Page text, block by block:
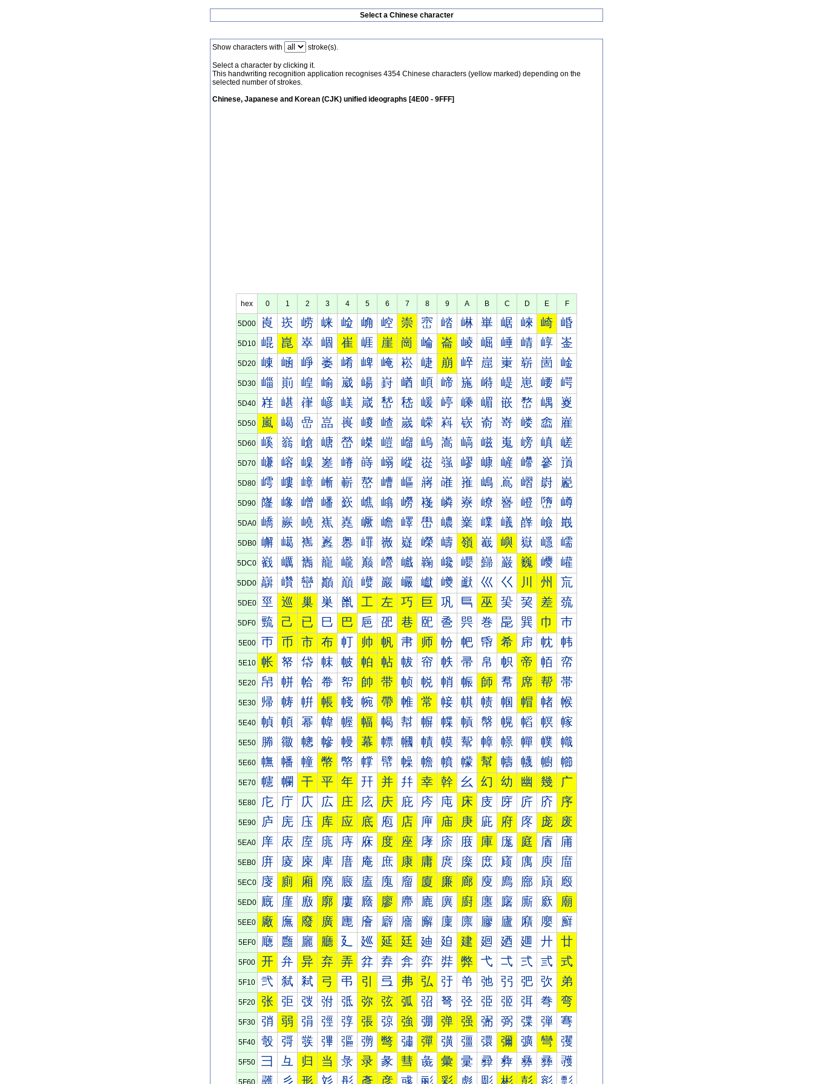
Select a Chinese character
Show characters with stroke(s).
Select a character by clicking it.
This handwriting recognition application recognises 4354 Chinese characters (yellow marked) depending on the
selected number of strokes.
Chinese, Japanese and Korean (CJK) unified ideographs [4E00 - 9FFF]
hex 0 1 2 3 4 5 6 7 8 9 A B C D E F
5D00 崀 崁 崂 崃 崄 崅 崆 崇 崈 崉 崊 崋 崌 崍 崎 崏
5D10 崐 崑 崒 崓 崔 崕 崖 崗 崘 崙 崚 崛 崜 崝 崞 崟
5D20 崠 崡 崢 崣 崤 崥 崦 崧 崨 崩 崪 崫 崬 崭 崮 崯
5D30 崰 崱 崲 崳 崴 崵 崶 崷 崸 崹 崺 崻 崼 崽 崾 崿
5D40 嵀 嵁 嵂 嵃 嵄 嵅 嵆 嵇 嵈 嵉 嵊 嵋 嵌 嵍 嵎 嵏
5D50 嵐 嵑 嵒 嵓 嵔 嵕 嵖 嵗 嵘 嵙 嵚 嵛 嵜 嵝 嵞 嵟
5D60 嵠 嵡 嵢 嵣 嵤 嵥 嵦 嵧 嵨 嵩 嵪 嵫 嵬 嵭 嵮 嵯
5D70 嵰 嵱 嵲 嵳 嵴 嵵 嵶 嵷 嵸 嵹 嵺 嵻 嵼 嵽 嵾 嵿
5D80 嶀 嶁 嶂 嶃 嶄 嶅 嶆 嶇 嶈 嶉 嶊 嶋 嶌 嶍 嶎 嶏
5D90 嶐 嶑 嶒 嶓 嶔 嶕 嶖 嶗 嶘 嶙 嶚 嶛 嶜 嶝 嶞 嶟
5DA0 嶠 嶡 嶢 嶣 嶤 嶥 嶦 嶧 嶨 嶩 嶪 嶫 嶬 嶭 嶮 嶯
5DB0 嶰 嶱 嶲 嶳 嶴 嶵 嶶 嶷 嶸 嶹 嶺 嶻 嶼 嶽 嶾 嶿
5DC0 巀 巁 巂 巃 巄 巅 巆 巇 巈 巉 巊 巋 巌 巍 巎 巏
5DD0 巐 巑 巒 巓 巔 巕 巖 巗 巘 巙 巚 巛 巜 川 州 巟
5DE0 巠 巡 巢 巣 巤 工 左 巧 巨 巩 巪 巫 巬 巭 差 巯
5DF0 巰 己 已 巳 巴 巵 巶 巷 巸 巹 巺 巻 巼 巽 巾 巿
5E00 帀 币 市 布 帄 帅 帆 帇 师 帉 帊 帋 希 帍 帎 帏
5E10 帐 帑 帒 帓 帔 帕 帖 帗 帘 帙 帚 帛 帜 帝 帞 帟
5E20 帠 帡 帢 帣 帤 帥 带 帧 帨 帩 帪 師 帬 席 帮 帯
5E30 帰 帱 帲 帳 帴 帵 帶 帷 常 帹 帺 帻 帼 帽 帾 帿
5E40 幀 幁 幂 幃 幄 幅 幆 幇 幈 幉 幊 幋 幌 幍 幎 幏
5E50 幐 幑 幒 幓 幔 幕 幖 幗 幘 幙 幚 幛 幜 幝 幞 幟
5E60 幠 幡 幢 幣 幤 幥 幦 幧 幨 幩 幪 幫 幬 幭 幮 幯
5E70 幰 幱 干 平 年 幵 并 幷 幸 幹 幺 幻 幼 幽 幾 广
5E80 庀 庁 庂 広 庄 庅 庆 庇 庈 庉 床 庋 庌 庍 庎 序
5E90 庐 庑 庒 库 应 底 庖 店 庘 庙 庚 庛 府 庝 庞 废
5EA0 庠 庡 庢 庣 庤 庥 度 座 庨 庩 庪 庫 庬 庭 庮 庯
5EB0 庰 庱 庲 庳 庴 庵 庶 康 庸 庹 庺 庻 庼 庽 庾 庿
5EC0 廀 廁 廂 廃 廄 廅 廆 廇 廈 廉 廊 廋 廌 廍 廎 廏
5ED0 廐 廑 廒 廓 廔 廕 廖 廗 廘 廙 廚 廛 廜 廝 廞 廟
5EE0 廠 廡 廢 廣 廤 廥 廦 廧 廨 廩 廪 廫 廬 廭 廮 廯
5EF0 廰 廱 廲 廳 廴 廵 延 廷 廸 廹 建 廻 廼 廽 廾 廿
5F00 开 弁 异 弃 弄 弅 弆 弇 弈 弉 弊 弋 弌 弍 弎 式
5F10 弐 弑 弒 弓 弔 引 弖 弗 弘 弙 弚 弛 弜 弝 弞 弟
5F20 张 弡 弢 弣 弤 弥 弦 弧 弨 弩 弪 弫 弬 弭 弮 弯
5F30 弰 弱 弲 弳 弴 張 弶 強 弸 弹 强 弻 弼 弽 弾 弿
5F40 彀 彁 彂 彃 彄 彅 彆 彇 彈 彉 彊 彋 彌 彍 彎 彏
5F50 彐 彑 归 当 彔 录 彖 彗 彘 彙 彚 彛 彜 彝 彞 彟
5F60 彠 彡 形 彣 彤 彥 彦 彧 彨 彩 彪 彫 彬 彭 彮 彯